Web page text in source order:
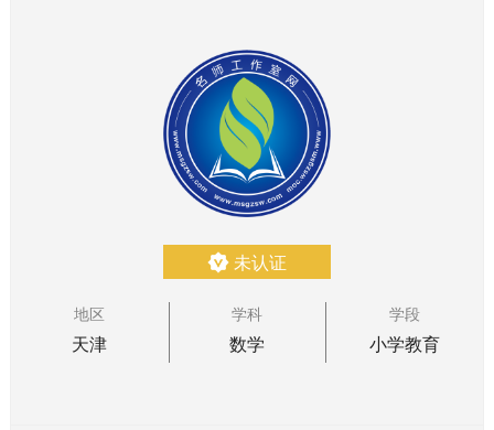
未认证
地区
天津
学科
数学
学段
小学教育